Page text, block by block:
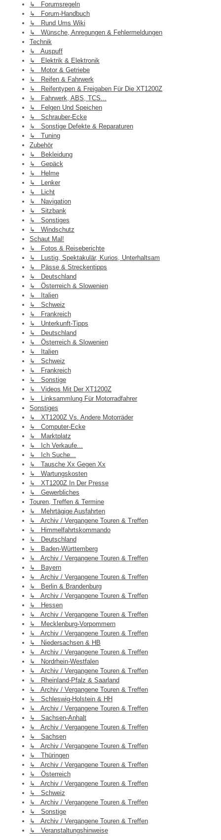
↳ Forumsregeln
↳ Forum-Handbuch
↳ Rund Ums Wiki
↳ Wünsche, Anregungen & Fehlermeldungen
Technik
↳ Auspuff
↳ Elektrik & Elektronik
↳ Motor & Getriebe
↳ Reifen & Fahrwerk
↳ Reifentypen & Freigaben Für Die XT1200Z
↳ Fahrwerk, ABS, TCS...
↳ Felgen Und Speichen
↳ Schrauber-Ecke
↳ Sonstige Defekte & Reparaturen
↳ Tuning
Zubehör
↳ Bekleidung
↳ Gepäck
↳ Helme
↳ Lenker
↳ Licht
↳ Navigation
↳ Sitzbank
↳ Sonstiges
↳ Windschutz
Schaut Mal!
↳ Fotos & Reiseberichte
↳ Lustig, Spektakulär, Kurios, Unterhaltsam
↳ Pässe & Streckentipps
↳ Deutschland
↳ Österreich & Slowenien
↳ Italien
↳ Schweiz
↳ Frankreich
↳ Unterkunft-Tipps
↳ Deutschland
↳ Österreich & Slowenien
↳ Italien
↳ Schweiz
↳ Frankreich
↳ Sonstige
↳ Videos Mit Der XT1200Z
↳ Linksammlung Für Motorradfahrer
Sonstiges
↳ XT1200Z Vs. Andere Motorräder
↳ Computer-Ecke
↳ Marktplatz
↳ Ich Verkaufe...
↳ Ich Suche...
↳ Tausche Xx Gegen Xx
↳ Wartungskosten
↳ XT1200Z In Der Presse
↳ Gewerbliches
Touren, Treffen & Termine
↳ Mehrtägige Ausfahrten
↳ Archiv / Vergangene Touren & Treffen
↳ Himmelfahrtskommando
↳ Deutschland
↳ Baden-Württemberg
↳ Archiv / Vergangene Touren & Treffen
↳ Bayern
↳ Archiv / Vergangene Touren & Treffen
↳ Berlin & Brandenburg
↳ Archiv / Vergangene Touren & Treffen
↳ Hessen
↳ Archiv / Vergangene Touren & Treffen
↳ Mecklenburg-Vorpommern
↳ Archiv / Vergangene Touren & Treffen
↳ Niedersachsen & HB
↳ Archiv / Vergangene Touren & Treffen
↳ Nordrhein-Westfalen
↳ Archiv / Vergangene Touren & Treffen
↳ Rheinland-Pfalz & Saarland
↳ Archiv / Vergangene Touren & Treffen
↳ Schleswig-Holstein & HH
↳ Archiv / Vergangene Touren & Treffen
↳ Sachsen-Anhalt
↳ Archiv / Vergangene Touren & Treffen
↳ Sachsen
↳ Archiv / Vergangene Touren & Treffen
↳ Thüringen
↳ Archiv / Vergangene Touren & Treffen
↳ Österreich
↳ Archiv / Vergangene Touren & Treffen
↳ Schweiz
↳ Archiv / Vergangene Touren & Treffen
↳ Sonstige
↳ Archiv / Vergangene Touren & Treffen
↳ Veranstaltungshinweise